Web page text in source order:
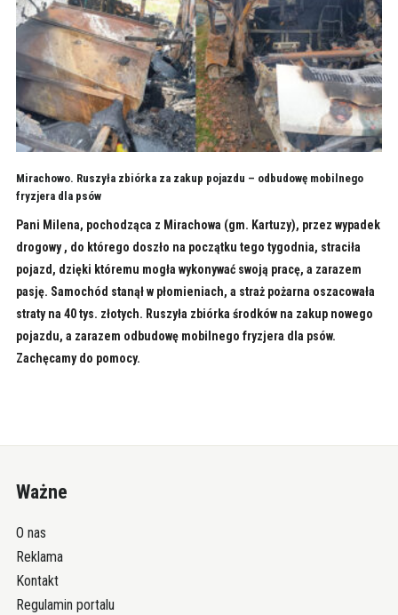
Mirachowo. Ruszyła zbiórka za zakup pojazdu – odbudowę mobilnego
fryzjera dla psów
Pani Milena, pochodząca z Mirachowa (gm. Kartuzy), przez wypadek
drogowy , do którego doszło na początku tego tygodnia, straciła
pojazd, dzięki któremu mogła wykonywać swoją pracę, a zarazem
pasję. Samochód stanął w płomieniach, a straż pożarna oszacowała
straty na 40 tys. złotych. Ruszyła zbiórka środków na zakup nowego
pojazdu, a zarazem odbudowę mobilnego fryzjera dla psów.
Zachęcamy do pomocy.
Ważne
O nas
Reklama
Kontakt
Regulamin portalu